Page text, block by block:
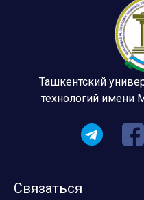
Ташкентский
технологий имени
Связаться